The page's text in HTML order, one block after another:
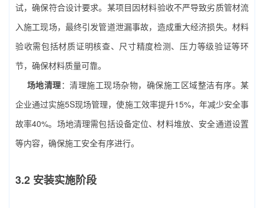
试，确保符合设计要求。某项目因材料验收不严导致劣质管材流
入施工现场，最终引发管道泄漏事故，造成重大经济损失。材料
验收需包括材质证明核查、尺寸精度检测、压力等级验证等环
节，确保材料质量可靠。
场地清理：清理施工现场杂物，确保施工区域整洁有序。某
企业通过实施5S现场管理，使施工效率提升15%，年减少安全事
故率40%。场地清理需包括设备定位、材料堆放、安全通道设置
等内容，确保施工安全有序进行。
3.2 安装实施阶段